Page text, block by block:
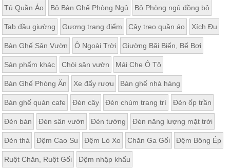
Thất
Ban
Công,
Vườn
Bàn
ghế
ban
công,
xích
đu,
ghế...
Phụ
Kiện
Trang
Trí
Cây
Tủ Quần Áo Bộ Bàn Ghế Phòng Ngủ Bộ Phòng ngủ đồng bộ
Tab đầu giường Gương trang điểm Cây treo quần áo Xích Đu
Bàn Ghế Sân Vườn Ô Ngoài Trời Giường Bãi Biển, Bể Bơi
Sản phẩm khác Chòi sân vườn Mái Che Ô Tô
Bàn Ghế Phòng Ăn Xe đẩy rượu Bàn ghế nhà hàng
Bàn ghế quán cafe Đèn cây Đèn chùm trang trí Đèn ốp trần
Đèn bàn Đèn sân vườn Đèn tường Đèn năng lượng mặt trời
Đèn thả Đệm Cao Su Đệm Lò Xo Chăn Ga Gối Đệm Bông Ép
Ruột Chăn, Ruột Gối Đệm nhập khẩu